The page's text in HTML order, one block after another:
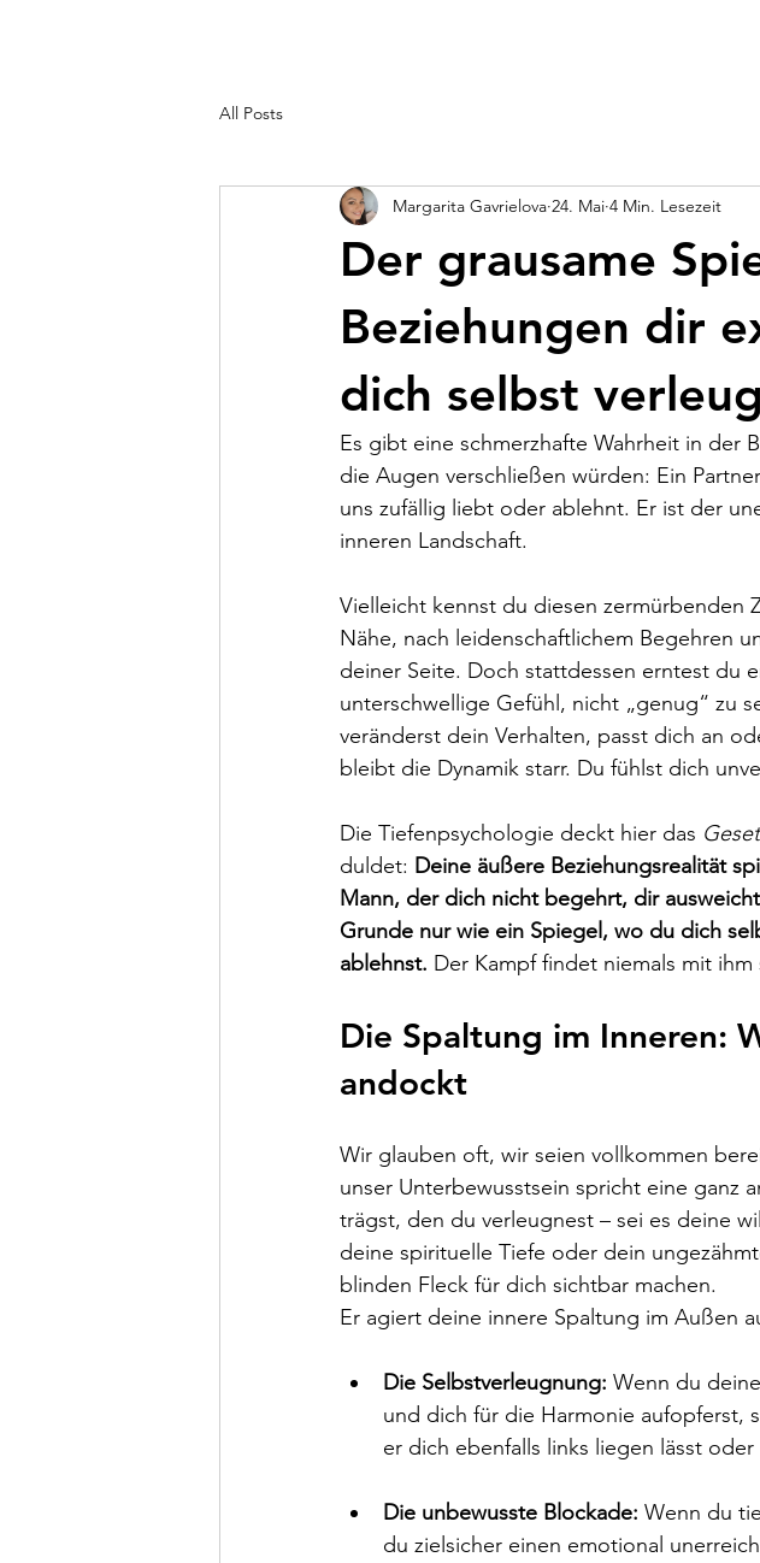
All Posts
Der grausame
Beziehungen dir
dich selbst
Margarita Gavrielova 24. Mai 4 Min. Lesezeit
Es gibt eine schmerzhafte Wahrheit in der
die Augen verschließen würden: Ein
uns zufällig liebt oder ablehnt. Er ist der
inneren Landschaft.
Vielleicht kennst du diesen zermürbenden
Nähe, nach leidenschaftlichem Begehren
deiner Seite. Doch stattdessen erntest du
unterschwellige Gefühl, nicht „genug“ zu
veränderst dein Verhalten, passt dich an
bleibt die Dynamik starr. Du fühlst dich
Die Tiefenpsychologie deckt hier das
duldet: Deine äußere Beziehungsrealität
Mann, der dich nicht begehrt, dir
Grunde nur wie ein Spiegel, wo du dich
ablehnst. Der Kampf findet niemals mit
Die Spaltung im Inneren:
andockt
Wir glauben oft, wir seien vollkommen
unser Unterbewusstsein spricht eine ganz
trägst, den du verleugnest – sei es deine
deine spirituelle Tiefe oder dein
blinden Fleck für dich sichtbar machen.
Er agiert deine innere Spaltung im Außen
Die Selbstverleugnung: Wenn du
und dich für die Harmonie aufopferst,
er dich ebenfalls links liegen lässt
Die unbewusste Blockade: Wenn du
du zielsicher einen emotional